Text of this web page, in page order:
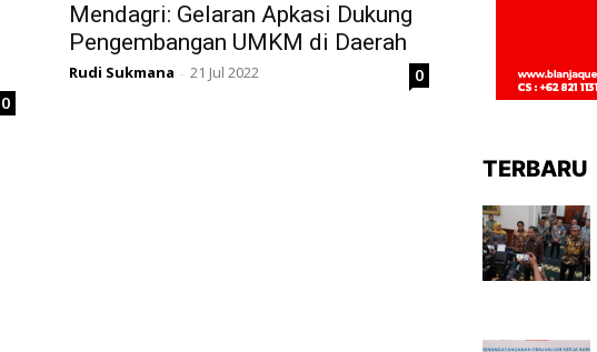
0
Mendagri: Gelaran Apkasi Dukung
Pengembangan UMKM di Daerah
Rudi Sukmana - 21 Jul 2022 0
TERBARU